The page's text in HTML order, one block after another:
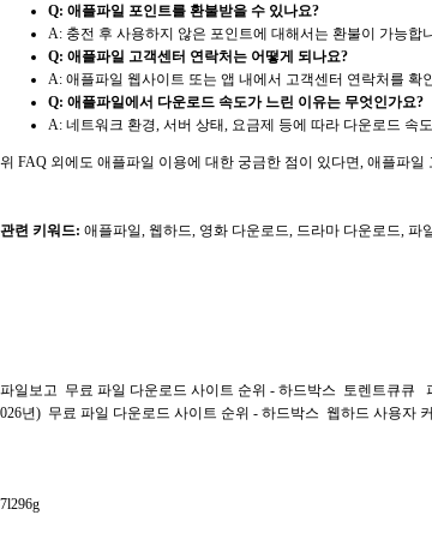
Q: 애플파일 포인트를 환불받을 수 있나요?
A: 충전 후 사용하지 않은 포인트에 대해서는 환불이 가능
Q: 애플파일 고객센터 연락처는 어떻게 되나요?
A: 애플파일 웹사이트 또는 앱 내에서 고객센터 연락처를 확
Q: 애플파일에서 다운로드 속도가 느린 이유는 무엇인가요?
A: 네트워크 환경, 서버 상태, 요금제 등에 따라 다운로드 속
위 FAQ 외에도 애플파일 이용에 대한 궁금한 점이 있다면, 애플파
관련 키워드: 애플파일, 웹하드, 영화 다운로드, 드라마 다운로드, 파
파일보고 무료 파일 다운로드 사이트 순위 - 하드박스 토렌트큐큐
026년) 무료 파일 다운로드 사이트 순위 - 하드박스 웹하드 사용자
7l296g